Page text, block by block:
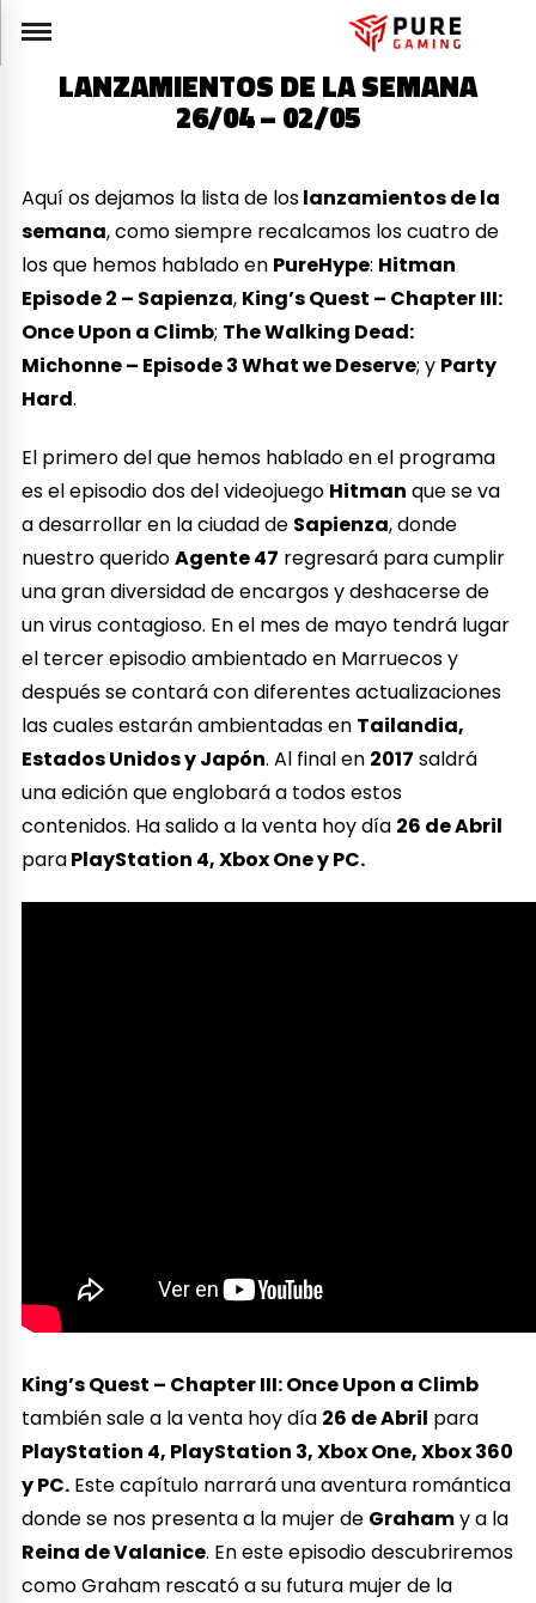
LANZAMIENTOS DE LA SEMANA
26/04 – 02/05
Aquí os dejamos la lista de loslanzamientos de la
semana, como siempre recalcamos los cuatro de
los que hemos hablado en PureHype: Hitman
Episode 2 – Sapienza, King’s Quest – Chapter III:
Once Upon a Climb; The Walking Dead:
Michonne – Episode 3 What we Deserve; y Party
Hard.
El primero del que hemos hablado en el programa
es el episodio dos del videojuego Hitman que se va
a desarrollar en la ciudad de Sapienza, donde
nuestro queridoAgente 47 regresará para cumplir
una gran diversidad de encargos y deshacerse de
un virus contagioso. En el mes de mayo tendrá lugar
el tercer episodio ambientado en Marruecos y
después se contará con diferentes actualizaciones
las cuales estarán ambientadas en Tailandia,
Estados Unidos y Japón. Al final en 2017 saldrá
una edición que englobará a todos estos
contenidos. Ha salido a la venta hoy día 26 de Abril
paraPlayStation 4, Xbox One y PC.
King’s Quest – Chapter III: Once Upon a Climb
también sale a la venta hoy día 26 de Abril para
PlayStation 4, PlayStation 3, Xbox One, Xbox 360
y PC. Este capítulo narrará una aventura romántica
donde se nos presenta a la mujer de Grahamy a la
Reina de Valanice. En este episodio descubriremos
como Graham rescató a su futura mujer de la